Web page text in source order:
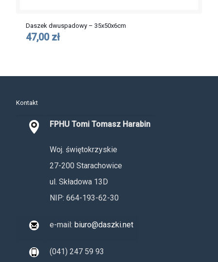
Daszek dwuspadowy – 35x50x6cm
47,00 zł
Kontakt
FPHU Tomi Tomasz Harabin
Woj. świętokrzyskie
27-200 Starachowice
ul. Składowa 13D
NIP: 664-193-62-30
e-mail: biuro@daszki.net
(041) 247 59 93